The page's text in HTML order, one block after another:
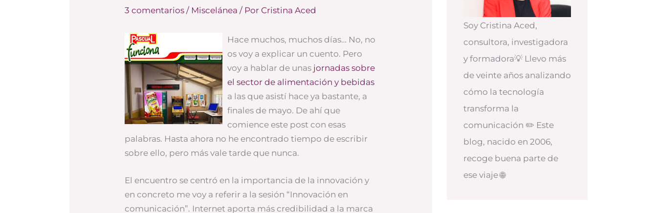
3 comentarios / Miscelánea / Por Cristina Aced
Hace muchos, muchos días… No, no
os voy a explicar un cuento. Pero
voy a hablar de unas jornadas sobre
el sector de alimentación y bebidas
a las que asistí hace ya bastante, a
finales de mayo. De ahí que
comience este post con esas
palabras. Hasta ahora no he encontrado tiempo de escribir
sobre ello, pero más vale tarde que nunca.
El encuentro se centró en la importancia de la innovación y
en concreto me voy a referir a la sesión “Innovación en
comunicación”. Internet aporta más credibilidad a la marca
Soy Cristina Aced,
consultora, investigadora
y formadora💡 Llevo más
de veinte años analizando
cómo la tecnología
transforma la
comunicación ✏️ Este
blog, nacido en 2006,
recoge buena parte de
ese viaje 🌐